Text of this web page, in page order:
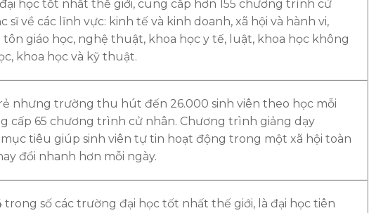
học tốt nhất thế giới, cung cấp hơn 155 chương trình cử
sĩ về các lĩnh vực: kinh tế và kinh doanh, xã hội và hành vi,
tôn giáo học, nghệ thuật, khoa học y tế, luật, khoa học không
khoa học và kỹ thuật.
nhưng trường thu hút đến 26.000 sinh viên theo học mỗi
cấp 65 chương trình cử nhân. Chương trình giảng dạy
tiêu giúp sinh viên tự tin hoạt động trong một xã hội toàn
đổi nhanh hơn mỗi ngày.
trong số các trường đại học tốt nhất thế giới, là đại học tiên